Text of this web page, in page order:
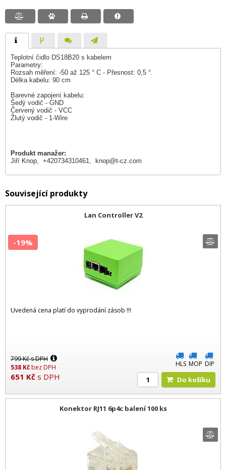
Teplotní čidlo DS18B20 s kabelem
Parametry:
Rozsah měření: -50 až 125 ° C - Přesnost: 0,5 °.
Délka kabelu: 90 cm
Barevné zapojení kabelu:
Šedý vodič - GND
Červený vodič - VCC
Žlutý vodič - 1-Wire
Produkt manažer:
Jiří Knop, +420734310461,
knop@t-cz.com
Související produkty
Lan Controller V2
Uvedená cena platí do vyprodání zásob !!!
799Kčs DPH
538 Kčbez DPH
651 Kč s DPH
-19%
HLS MOP DIP
Do košíku
Konektor RJ11 6p4c balení 100 ks